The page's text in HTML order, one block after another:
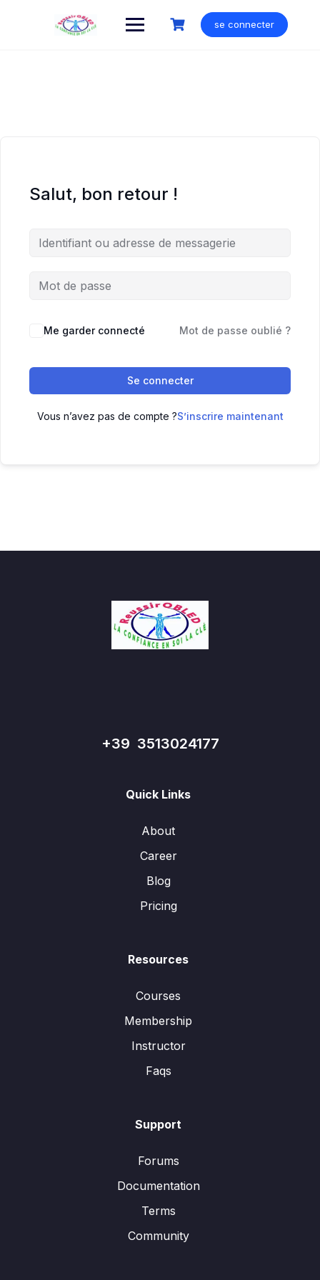
se connecter
Salut, bon retour !
Me garder connecté Mot de passe oublié ?
Se connecter
Vous n’avez pas de compte ?S’inscrire maintenant
+39 3513024177
Quick Links
About
Career
Blog
Pricing
Resources
Courses
Membership
Instructor
Faqs
Support
Forums
Documentation
Terms
Community